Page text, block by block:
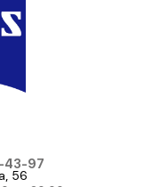
43-97
56​